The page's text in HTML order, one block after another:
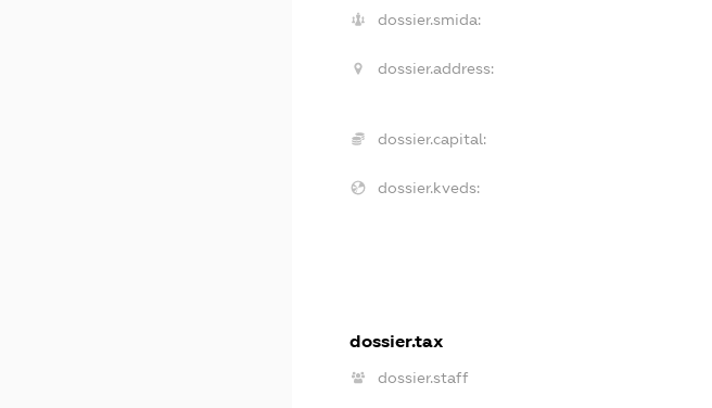
dossier.smida:
dossier.address:
dossier.capital:
dossier.kveds:
dossier.tax
dossier.staff